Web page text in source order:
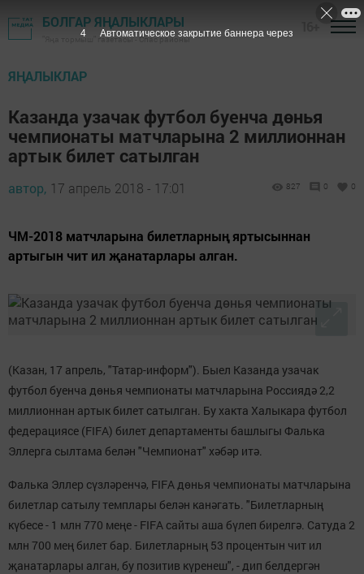
БОЛГАР ЯҢАЛЫКЛАРЫ
"Яңа тормыш" газетасы - Спас районы
ЯҢАЛЫКЛАР
Казанда узачак футбол буенча дөнья
чемпионаты матчларына 2 миллионнан
артык билет сатылган
автор, 17 апрель 2018 - 17:01 827 0 0
ЧМ-2018 матчларына билетларның яртысыннан
артыгын чит ил җанатарлары алган.
(Казан, 17 апрель, "Татар-информ"). Быел Казанда узачак
футбол буенча дөнья чемпионаты матчларына Россиядә 2,2
миллионнан артык билет сатылган. Бу хакта Халыкара футбол
федерациясе (FIFA) билет департаменты башлыгы Фалька
Эллерга сылтама белән "Чемпионат" хәбәр итә.
Фалька Эллер сүзләренчә, FIFA дөнья чемпионаты матчларына
билетлар сатылу темплары белән канәгать. "Билетларның
күбесе - 1 млн 770 меңе - FIFA сайты аша бүлеп бирелгә. Сатуда 2
млн 700 мең билет бар. Билетларның 53 процентын чит ил
җанатарлары алган, бу позитив күренеш", - дип белдергән
3 Автоматическое закрытие баннера через